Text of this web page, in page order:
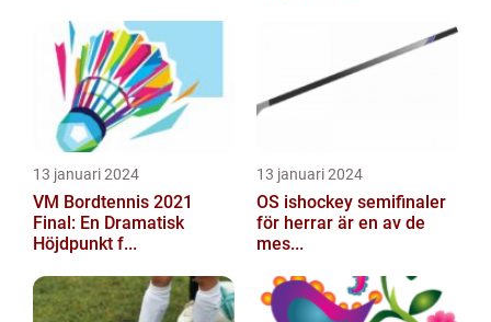
13 januari 2024
VM Bordtennis 2021
Final: En Dramatisk
Höjdpunkt f...
13 januari 2024
OS ishockey semifinaler
för herrar är en av de
mes...